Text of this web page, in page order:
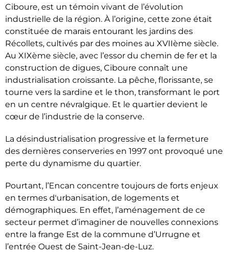
Ciboure, est un témoin vivant de l’évolution
industrielle de la région. À l’origine, cette zone était
constituée de marais entourant les jardins des
Récollets, cultivés par des moines au XVIIème siècle.
Au XIXème siècle, avec l’essor du chemin de fer et la
construction de digues, Ciboure connaît une
industrialisation croissante. La pêche, florissante, se
tourne vers la sardine et le thon, transformant le port
en un centre névralgique. Et le quartier devient le
cœur de l’industrie de la conserve.
La désindustrialisation progressive et la fermeture
des dernières conserveries en 1997 ont provoqué une
perte du dynamisme du quartier.
Pourtant, l’Encan concentre toujours de forts enjeux
en termes d'urbanisation, de logements et
démographiques. En effet, l’aménagement de ce
secteur permet d’imaginer de nouvelles connexions
entre la frange Est de la commune d’Urrugne et
l’entrée Ouest de Saint-Jean-de-Luz.